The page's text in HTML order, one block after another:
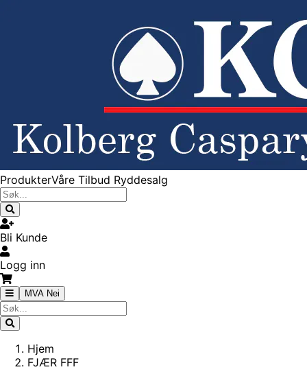
ProdukterVåre Tilbud Ryddesalg
Bli Kunde
Logg inn
MVA Nei
Hjem
FJÆR FFF